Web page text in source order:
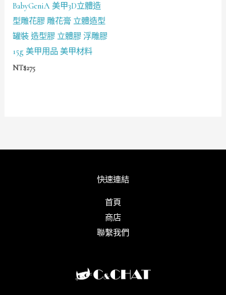
BabyGeniA 美甲3D立體造
型雕花膠 雕花膏 立體造型
罐裝 造型膠 立體膠 浮雕膠
15g 美甲用品 美甲材料
NT$275
快速連結
首頁
商店
聯繫我們